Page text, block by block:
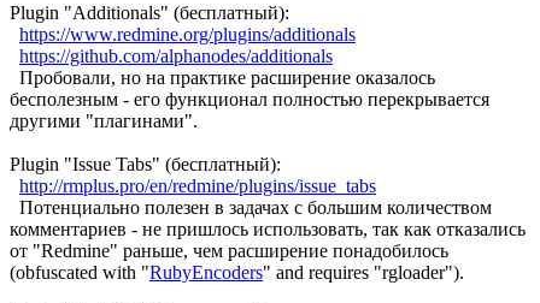
Plugin "Additionals" (бесплатный):
https://www.redmine.org/plugins/additionals
https://github.com/alphanodes/additionals
Пробовали, но на практике расширение оказалось
бесполезным - его функционал полностью перекрывается
другими "плагинами".
Plugin "Issue Tabs" (бесплатный):
http://rmplus.pro/en/redmine/plugins/issue_tabs
Потенциально полезен в задачах с большим количеством
комментариев - не пришлось использовать, так как отказались
от "Redmine" раньше, чем расширение понадобилось
(obfuscated with "RubyEncoders" and requires "rgloader").